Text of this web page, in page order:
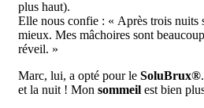
plus haut).
Elle nous confie : « Après trois nuits
mieux. Mes mâchoires sont
réveil. »
Marc, lui, a opté pour le SoluBrux®
et la nuit ! Mon sommeil est bien